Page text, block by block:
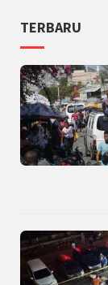
TERBARU